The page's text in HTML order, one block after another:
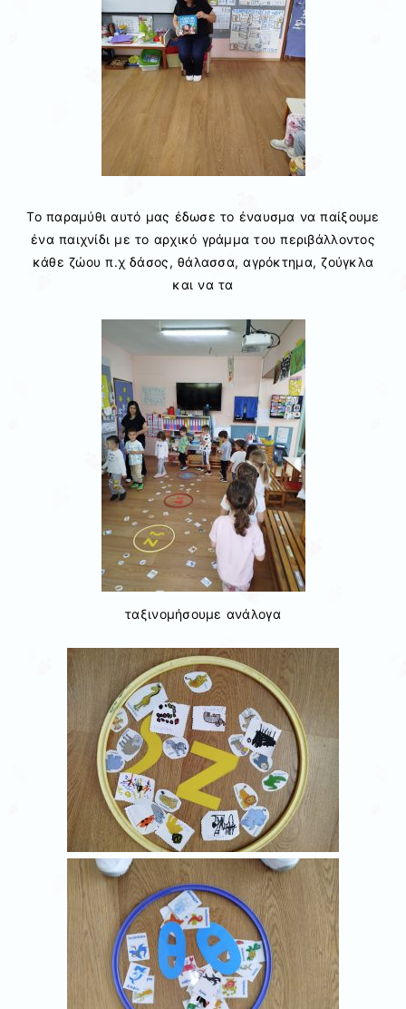
Το παραμύθι αυτό μας έδωσε το έναυσμα να παίξουμε
ένα παιχνίδι με το αρχικό γράμμα του περιβάλλοντος
κάθε ζώου π.χ δάσος, θάλασσα, αγρόκτημα, ζούγκλα
και να τα
ταξινομήσουμε ανάλογα